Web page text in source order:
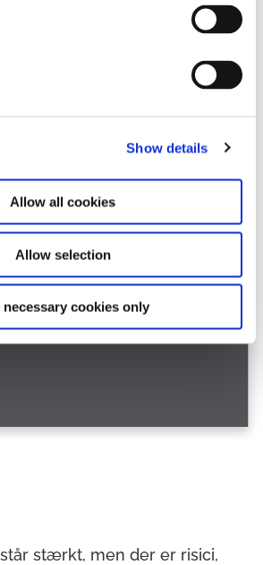
Show details
Allow all cookies
Allow selection
necessary cookies only
stærkt, men der er risici,